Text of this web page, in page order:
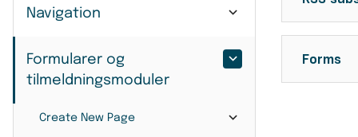
Navigation
Formularer og
tilmeldningsmoduler
Create New Page
Forms